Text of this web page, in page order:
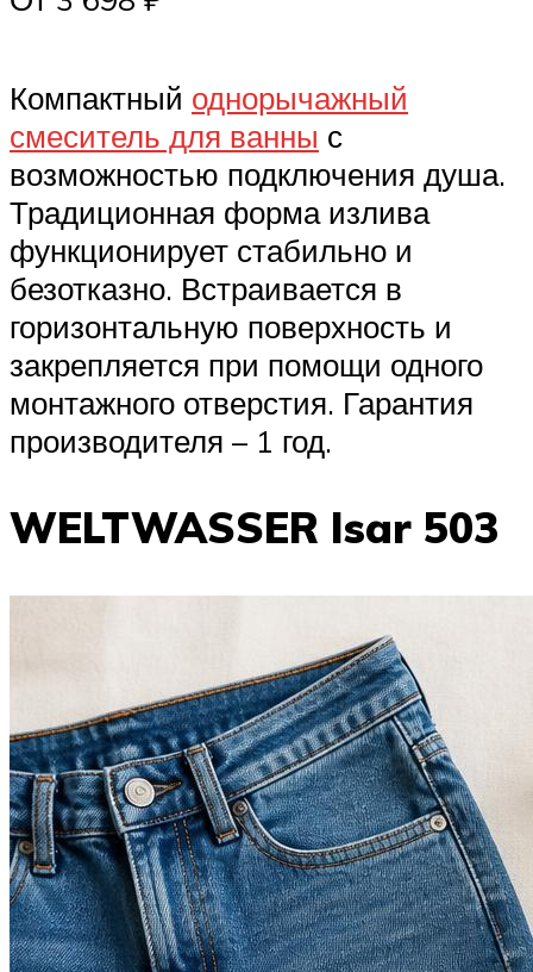
Компактный однорычажный
смеситель для ванны с
возможностью подключения душа.
Традиционная форма излива
функционирует стабильно и
безотказно. Встраивается в
горизонтальную поверхность и
закрепляется при помощи одного
монтажного отверстия. Гарантия
производителя – 1 год.
WELTWASSER Isar 503